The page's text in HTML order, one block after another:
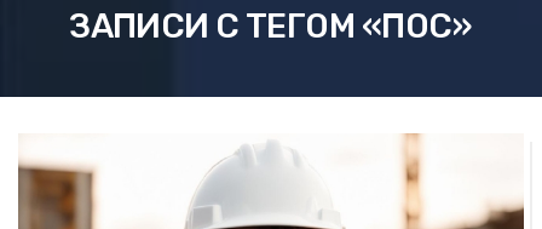
ЗАПИСИ С ТЕГОМ «ПОС»